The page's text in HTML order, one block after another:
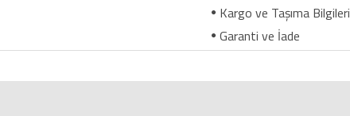
Kargo ve Taşıma Bilgileri
Garanti ve İade